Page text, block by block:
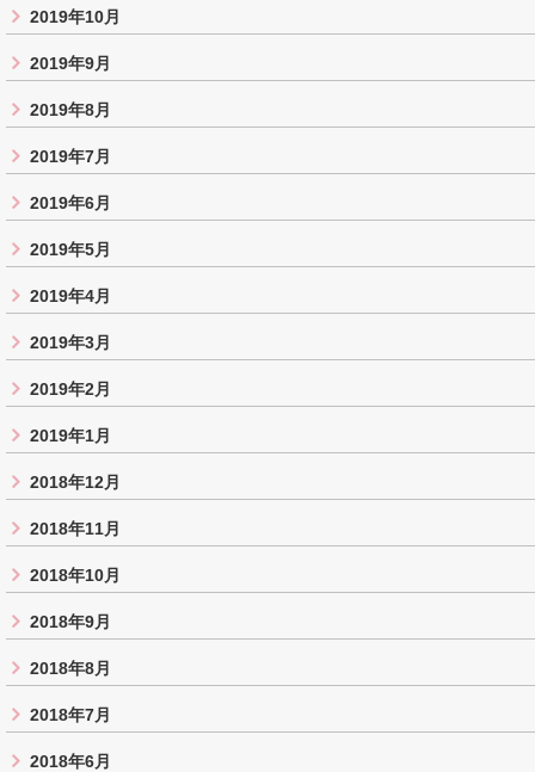
2019年10月
2019年9月
2019年8月
2019年7月
2019年6月
2019年5月
2019年4月
2019年3月
2019年2月
2019年1月
2018年12月
2018年11月
2018年10月
2018年9月
2018年8月
2018年7月
2018年6月